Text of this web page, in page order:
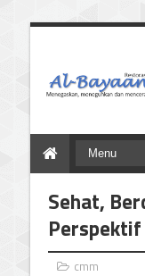
dan Mencerahkan
Sehat,
cmm